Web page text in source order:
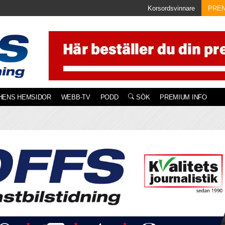
Korsordsvinnare
HEMSIDOR WEBB-TV PODD SÖK PREMIUM INFO